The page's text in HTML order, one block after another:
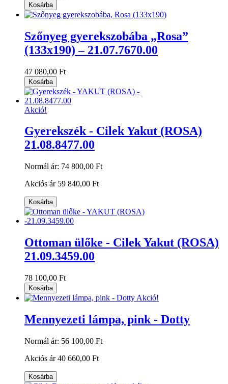
Kosárba
Szőnyeg gyerekszobába „Rosa”
(133x190) – 21.07.7670.00
47 080,00 Ft
Kosárba
Akció!
Gyerekszék - Cilek Yakut (ROSA)
21.08.8477.00
Normál ár: 74 800,00 Ft
Akciós ár 59 840,00 Ft
Kosárba
Ottoman ülőke - Cilek Yakut (ROSA)
21.09.3459.00
78 100,00 Ft
Kosárba
Akció!
Mennyezeti lámpa, pink - Dotty
Normál ár: 56 100,00 Ft
Akciós ár 40 660,00 Ft
Kosárba